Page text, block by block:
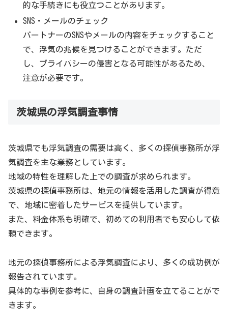
的な手続きにも役立つことがあります。
SNS・メールのチェック
パートナーのSNSやメールの内容をチェックすること
で、浮気の兆候を見つけることができます。ただ
し、プライバシーの侵害となる可能性があるため、
注意が必要です。
茨城県の浮気調査事情
茨城県でも浮気調査の需要は高く、多くの探偵事務所が浮
気調査を主な業務としています。
地域の特性を理解した上での調査が求められます。
茨城県の探偵事務所は、地元の情報を活用した調査が得意
で、地域に密着したサービスを提供しています。
また、料金体系も明確で、初めての利用者でも安心して依
頼できます。
地元の探偵事務所による浮気調査により、多くの成功例が
報告されています。
具体的な事例を参考に、自身の調査計画を立てることがで
きます。